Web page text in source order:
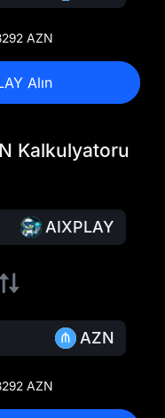
AZN
Alın
Kalkulyatoru
AIXPLAY
AZN
AZN